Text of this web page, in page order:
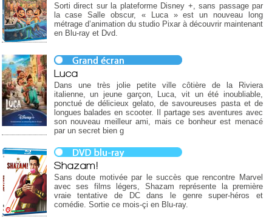
Sorti direct sur la plateforme Disney +, sans passage par
la case Salle obscur, « Luca » est un nouveau long
métrage d’animation du studio Pixar à découvrir maintenant
en Blu-ray et Dvd.
Luca
Dans une très jolie petite ville côtière de la Riviera
italienne, un jeune garçon, Luca, vit un été inoubliable,
ponctué de délicieux gelato, de savoureuses pasta et de
longues balades en scooter. Il partage ses aventures avec
son nouveau meilleur ami, mais ce bonheur est menacé
par un secret bien g
Shazam!
Sans doute motivée par le succès que rencontre Marvel
avec ses films légers, Shazam représente la première
vraie tentative de DC dans le genre super-héros et
comédie. Sortie ce mois-çi en Blu-ray.